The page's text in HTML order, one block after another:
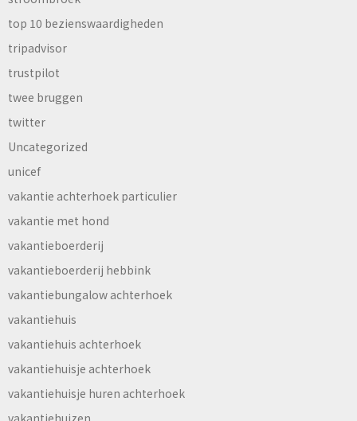
top 10 bezienswaardigheden
tripadvisor
trustpilot
twee bruggen
twitter
Uncategorized
unicef
vakantie achterhoek particulier
vakantie met hond
vakantieboerderij
vakantieboerderij hebbink
vakantiebungalow achterhoek
vakantiehuis
vakantiehuis achterhoek
vakantiehuisje achterhoek
vakantiehuisje huren achterhoek
vakantiehuizen